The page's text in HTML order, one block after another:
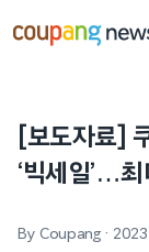
건너뛰기
[보도자료]
‘빅세일’…
By Coupang · 2023